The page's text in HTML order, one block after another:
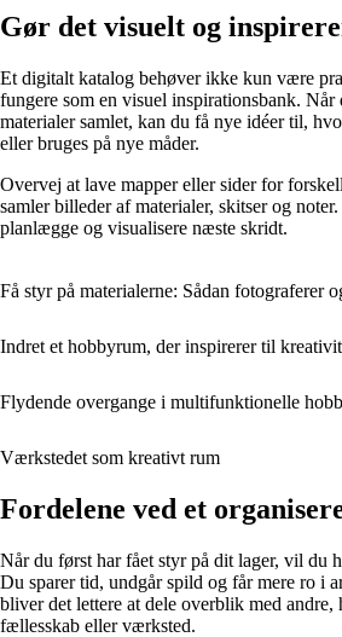
Gør det visuelt og
Et digitalt katalog behøver ikke kun være
fungere som en visuel inspirationsbank. Når
materialer samlet, kan du få nye idéer til,
eller bruges på nye måder.
Overvej at lave mapper eller sider for
samler billeder af materialer, skitser og
planlægge og visualisere næste skridt.
Få styr på materialerne: Sådan fotograferer
Indret et hobbyrum, der inspirerer til
Flydende overgange i multifunktionelle
Værkstedet som kreativt rum
Fordelene ved et
Når du først har fået styr på dit lager, vil du
Du sparer tid, undgår spild og får mere ro i
bliver det lettere at dele overblik med andre,
fællesskab eller værksted.